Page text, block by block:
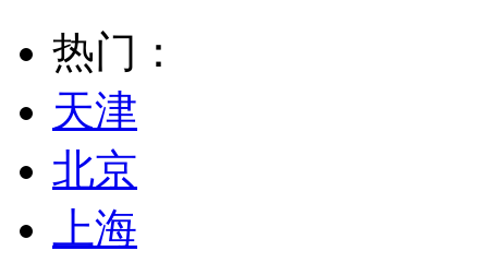
热门：
天津
北京
上海